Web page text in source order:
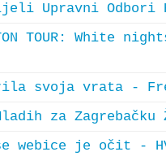
Upravni Odbori
TOUR: White
svoja vrata -
za
webice je očit -